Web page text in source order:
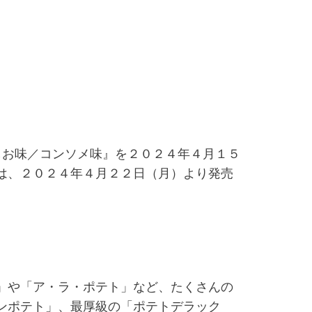
味／コンソメ味』を２０２４年４月１５
２０２４年４月２２日（月）より発売
「ア・ラ・ポテト」など、たくさんの
テト」、最厚級の「ポテトデラック